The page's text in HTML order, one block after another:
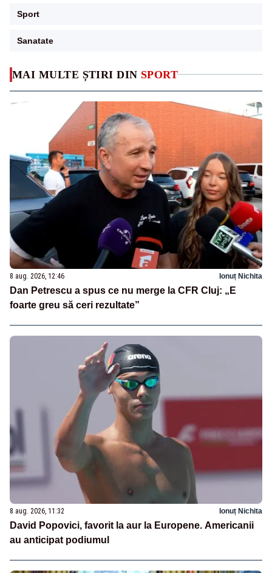
MAI MULTE ȘTIRI DIN SPORT
8 aug. 2026, 12:46 Ionuț Nichita
Dan Petrescu a spus ce nu merge la CFR Cluj: „E
foarte greu să ceri rezultate”
8 aug. 2026, 11:32 Ionuț Nichita
David Popovici, favorit la aur la Europene. Americanii
au anticipat podiumul
Sport
Sanatate